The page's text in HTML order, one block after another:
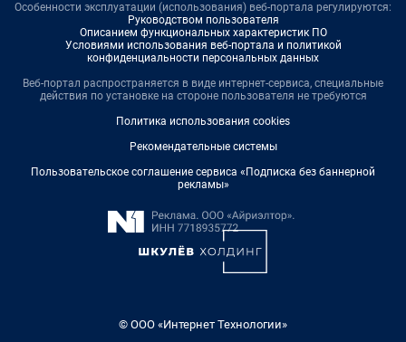
Особенности эксплуатации (использования) веб-портала регулируются:
Руководством пользователя
Описанием функциональных характеристик ПО
Условиями использования веб-портала и политикой
конфиденциальности персональных данных
Веб-портал распространяется в виде интернет-сервиса, специальные
действия по установке на стороне пользователя не требуются
Политика использования cookies
Рекомендательные системы
Пользовательское соглашение сервиса «Подписка без баннерной
рекламы»
© ООО «Интернет Технологии»